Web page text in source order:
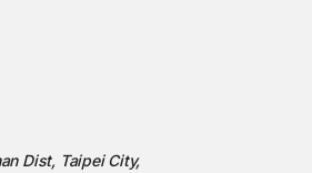
Dist, Taipei City,